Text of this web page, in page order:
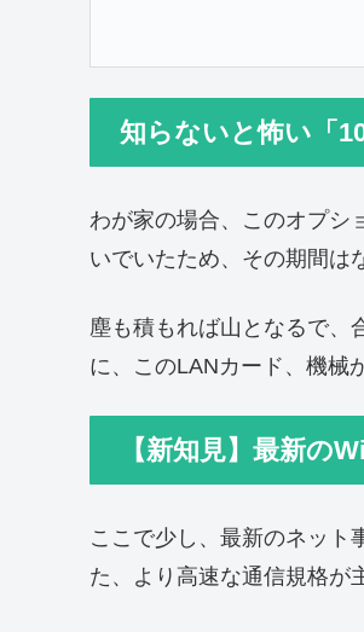
知らないと怖い「
わが家の場合、このオプシ
いでいたため、その期間は
塵も積もれば山となるで、
に、このLANカード、機械
【新知見】最新の
ここで少し、最新のネット
た、より高速な通信規格が